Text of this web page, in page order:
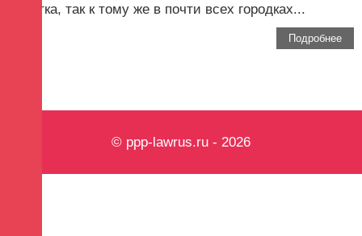
напитка, так к тому же в почти всех городках...
Подробнее
© ppp-lawrus.ru - 2026